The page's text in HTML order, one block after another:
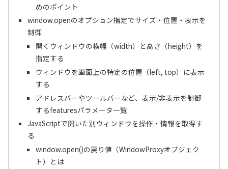
めのポイント
window.openのオプション指定でサイズ・位置・表示を
制御
開くウィンドウの横幅（width）と高さ（height）を
指定する
ウィンドウを画面上の特定の位置（left, top）に表示
する
アドレスバーやツールバーなど、表示/非表示を制御
するfeaturesパラメータ一覧
JavaScriptで開いた別ウィンドウを操作・情報を取得す
る
window.open()の戻り値（WindowProxyオブジェク
ト）とは